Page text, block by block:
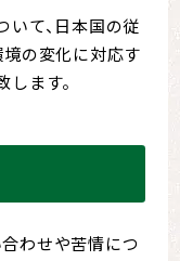
いて、日本国の従
境の変化に対応す
ます。
わせや苦情につ